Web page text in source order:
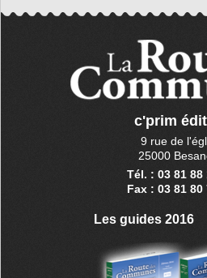
c'prim
9 rue de
25000
Tél. : 03 81 88
Fax : 03 81 80
Les guides 2016